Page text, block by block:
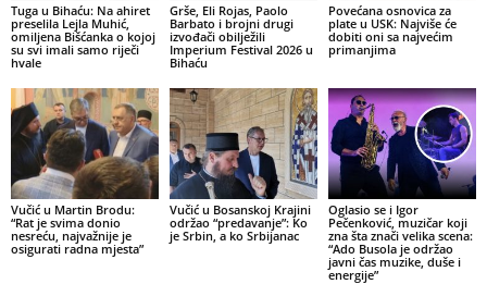
Tuga u Bihaću: Na ahiret
preselila Lejla Muhić,
omiljena Bišćanka o kojoj
su svi imali samo riječi
hvale
Grše, Eli Rojas, Paolo
Barbato i brojni drugi
izvođači obilježili
Imperium Festival 2026 u
Bihaću
Povećana osnovica za
plate u USK: Najviše će
dobiti oni sa najvećim
primanjima
Vučić u Martin Brodu:
“Rat je svima donio
nesreću, najvažnije je
osigurati radna mjesta”
Vučić u Bosanskoj Krajini
održao “predavanje”: Ko
je Srbin, a ko Srbijanac
Oglasio se i Igor
Pečenković, muzičar koji
zna šta znači velika scena:
“Ado Busola je održao
javni čas muzike, duše i
energije”